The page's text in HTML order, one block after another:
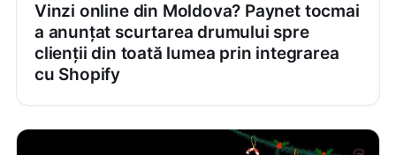
Vinzi online din Moldova? Paynet tocmai
a anunțat scurtarea drumului spre
clienții din toată lumea prin integrarea
cu Shopify